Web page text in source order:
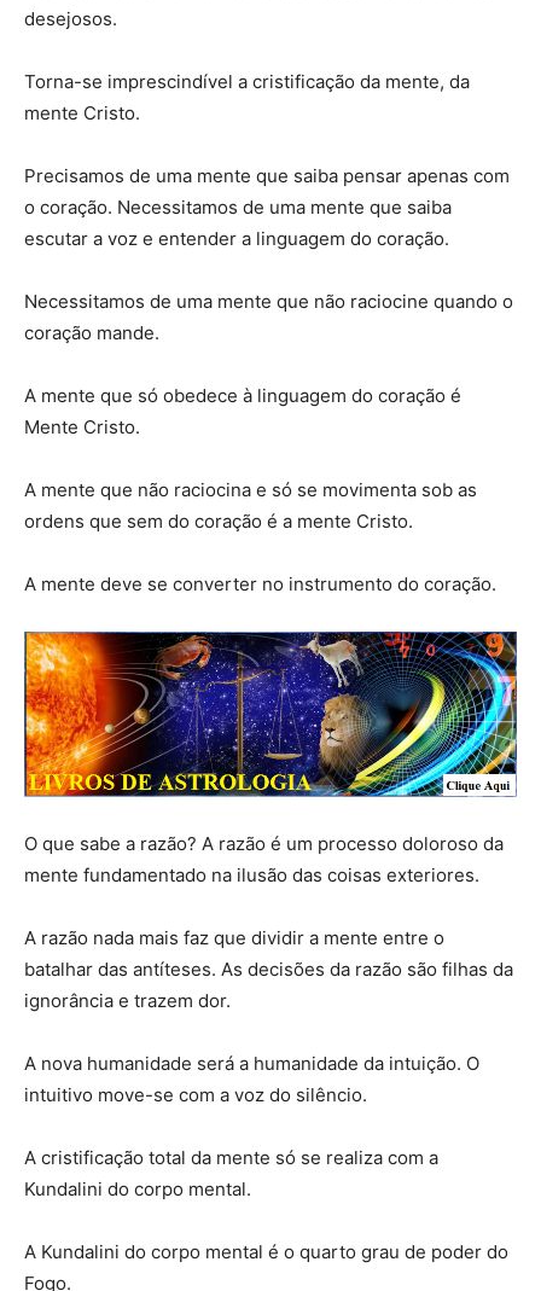
desejosos.
Torna-se imprescindível a cristificação da mente, da
mente Cristo.
Precisamos de uma mente que saiba pensar apenas com
o coração. Necessitamos de uma mente que saiba
escutar a voz e entender a linguagem do coração.
Necessitamos de uma mente que não raciocine quando o
coração mande.
A mente que só obedece à linguagem do coração é
Mente Cristo.
A mente que não raciocina e só se movimenta sob as
ordens que sem do coração é a mente Cristo.
A mente deve se converter no instrumento do coração.
O que sabe a razão? A razão é um processo doloroso da
mente fundamentado na ilusão das coisas exteriores.
A razão nada mais faz que dividir a mente entre o
batalhar das antíteses. As decisões da razão são filhas da
ignorância e trazem dor.
A nova humanidade será a humanidade da intuição. O
intuitivo move-se com a voz do silêncio.
A cristificação total da mente só se realiza com a
Kundalini do corpo mental.
A Kundalini do corpo mental é o quarto grau de poder do
Fogo.